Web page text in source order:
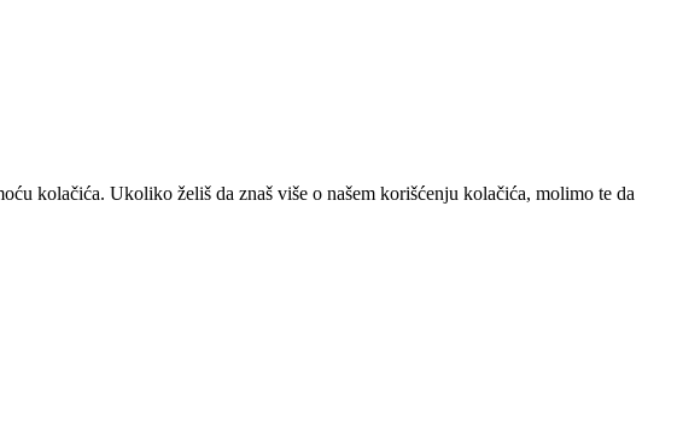
kolačića. Ukoliko želiš da znaš više o našem korišćenju kolačića, molimo te da